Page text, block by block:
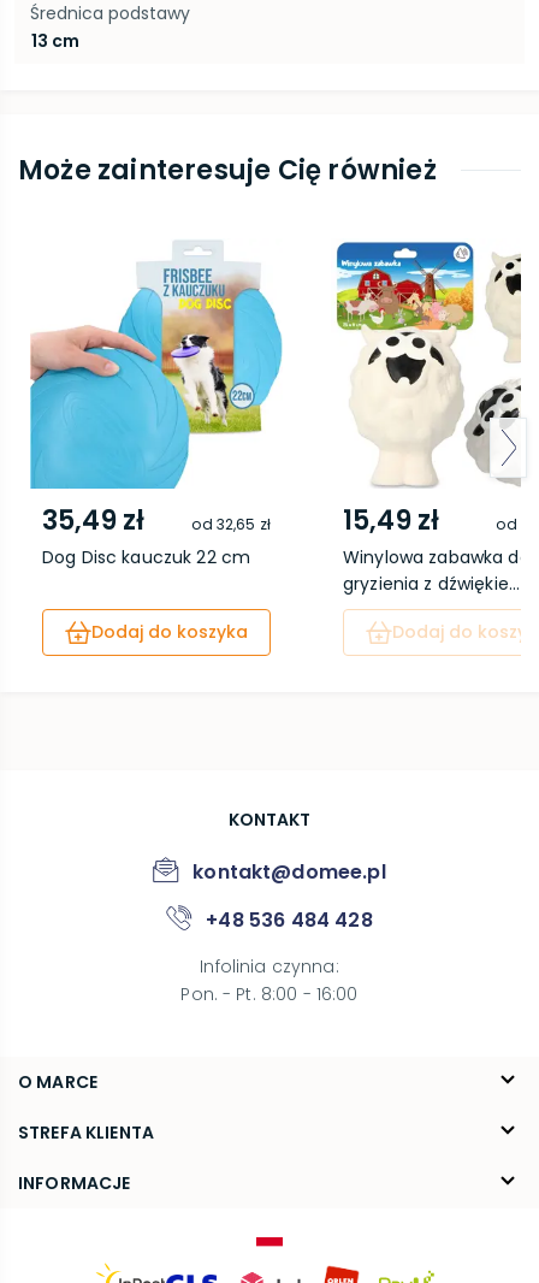
Średnica podstawy
13 cm
Może zainteresuje Cię również
35,49 zł od 32,65 zł
Dog Disc kauczuk 22 cm
Dodaj do koszyka
15,49 zł od
Winylowa zabawka do
gryzienia z dźwiękie...
Dodaj do
O MARCE
O nas
Blog
STREFA KLIENTA
FAQ
Reklamacje i zwroty
INFORMACJE
Polityka prywatności
KONTAKT
kontakt@domee.pl
+48 536 484 428
Infolinia czynna:
Pon. - Pt. 8:00 - 16:00